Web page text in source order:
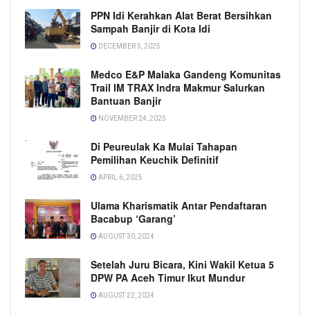
PPN Idi Kerahkan Alat Berat Bersihkan
Sampah Banjir di Kota Idi
DECEMBER 5, 2025
Medco E&P Malaka Gandeng Komunitas
Trail IM TRAX Indra Makmur Salurkan
Bantuan Banjir
NOVEMBER 24, 2025
Di Peureulak Ka Mulai Tahapan
Pemilihan Keuchik Definitif
APRIL 6, 2025
Ulama Kharismatik Antar Pendaftaran
Bacabup ‘Garang’
AUGUST 30, 2024
Setelah Juru Bicara, Kini Wakil Ketua 5
DPW PA Aceh Timur Ikut Mundur
AUGUST 22, 2024